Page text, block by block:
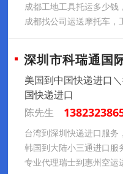
成都工地工具托运多少钱
成都找公司运送摩托车，
深圳市科瑞通国
美国到中国快递进口
国快递进口
陈先生
台湾到深圳快递进口服务
韩国到大陆小三通进口服
专业代理瑞士到惠州空运